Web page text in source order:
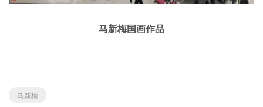
马新梅国画作品
马新梅